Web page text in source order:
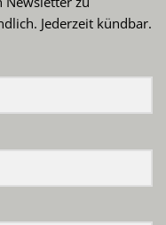
Jederzeit kündbar.